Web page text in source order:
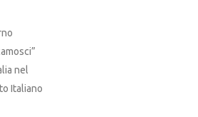
nel
Italiano